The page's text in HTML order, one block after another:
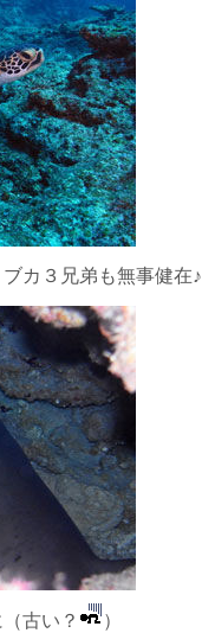
カ３兄弟も無事健在♪
古い？ ）